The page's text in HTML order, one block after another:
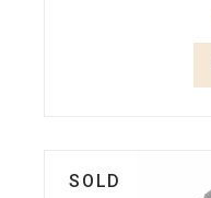
SOLD